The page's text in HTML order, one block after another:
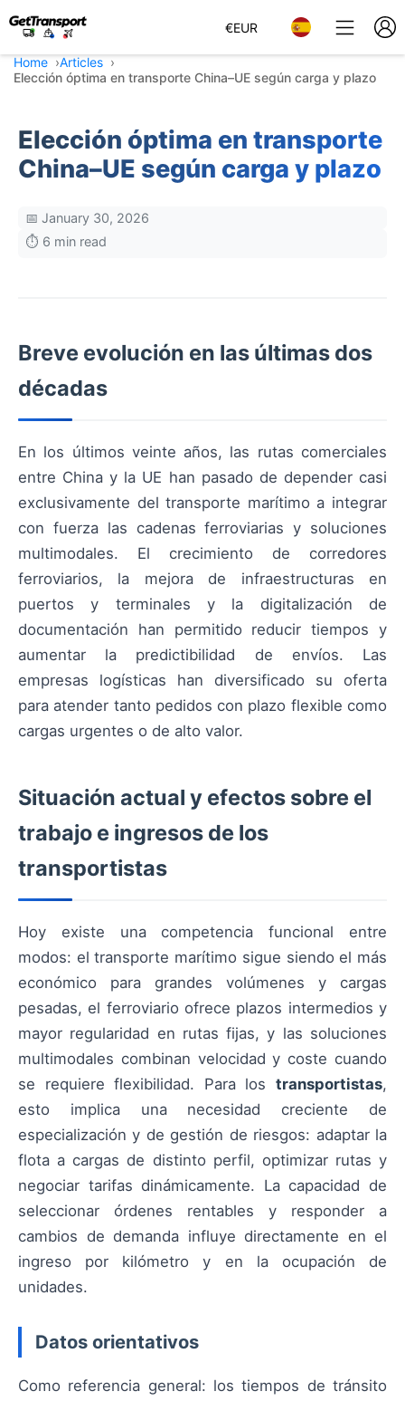
€EUR
Home
Articles
Elección óptima en transporte China–UE según carga y plazo
Elección óptima en transporte
China–UE según carga y plazo
📅 January 30, 2026
⏱️ 6 min read
Breve evolución en las últimas dos
décadas
En los últimos veinte años, las rutas comerciales
entre China y la UE han pasado de depender casi
exclusivamente del transporte marítimo a integrar
con fuerza las cadenas ferroviarias y soluciones
multimodales. El crecimiento de corredores
ferroviarios, la mejora de infraestructuras en
puertos y terminales y la digitalización de
documentación han permitido reducir tiempos y
aumentar la predictibilidad de envíos. Las
empresas logísticas han diversificado su oferta
para atender tanto pedidos con plazo flexible como
cargas urgentes o de alto valor.
Situación actual y efectos sobre el
trabajo e ingresos de los
transportistas
Hoy existe una competencia funcional entre
modos: el transporte marítimo sigue siendo el más
económico para grandes volúmenes y cargas
pesadas, el ferroviario ofrece plazos intermedios y
mayor regularidad en rutas fijas, y las soluciones
multimodales combinan velocidad y coste cuando
se requiere flexibilidad. Para los transportistas,
esto implica una necesidad creciente de
especialización y de gestión de riesgos: adaptar la
flota a cargas de distinto perfil, optimizar rutas y
negociar tarifas dinámicamente. La capacidad de
seleccionar órdenes rentables y responder a
cambios de demanda influye directamente en el
ingreso por kilómetro y en la ocupación de
unidades.
Datos orientativos
Como referencia general: los tiempos de tránsito